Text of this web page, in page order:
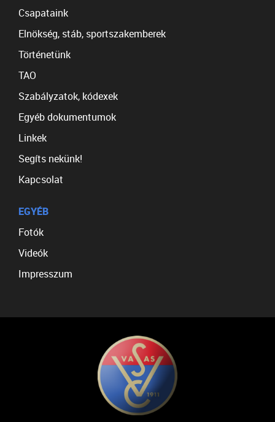
Csapataink
Elnökség, stáb, sportszakemberek
Történetünk
TAO
Szabályzatok, kódexek
Egyéb dokumentumok
Linkek
Segíts nekünk!
Kapcsolat
EGYÉB
Fotók
Videók
Impresszum